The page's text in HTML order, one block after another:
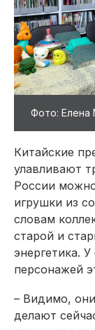
Фото: Елена
Китайские
улавливают
России
игрушки из
словам
старой и
энергетика.
персонажей
– Видимо,
делают